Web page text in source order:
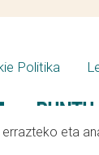
Politika
eta